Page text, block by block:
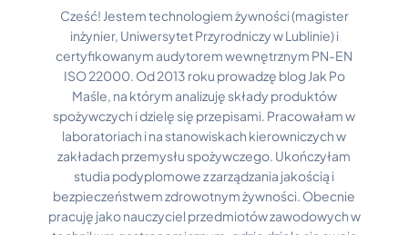
Cześć! Jestem technologiem żywności (magister
inżynier, Uniwersytet Przyrodniczy w Lublinie) i
certyfikowanym audytorem wewnętrznym PN-EN
ISO 22000. Od 2013 roku prowadzę blog Jak Po
Maśle, na którym analizuję składy produktów
spożywczych i dzielę się przepisami. Pracowałam w
laboratoriach i na stanowiskach kierowniczych w
zakładach przemysłu spożywczego. Ukończyłam
studia podyplomowe z zarządzania jakością i
bezpieczeństwem zdrowotnym żywności. Obecnie
pracuję jako nauczyciel przedmiotów zawodowych w